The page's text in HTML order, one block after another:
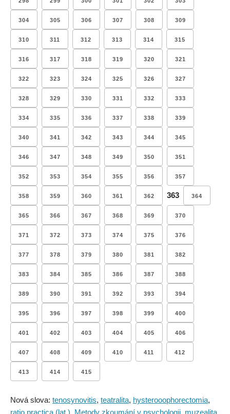
304 305 306 307 308 309
310 311 312 313 314 315
316 317 318 319 320 321
322 323 324 325 326 327
328 329 330 331 332 333
334 335 336 337 338 339
340 341 342 343 344 345
346 347 348 349 350 351
352 353 354 355 356 357
358 359 360 361 362 363 364
365 366 367 368 369 370
371 372 373 374 375 376
377 378 379 380 381 382
383 384 385 386 387 388
389 390 391 392 393 394
395 396 397 398 399 400
401 402 403 404 405 406
407 408 409 410 411 412
413 414 415
Nová slova: tenosynovitis, teatralita, hysterooophorectomia,
ratio practica (lat.) Metody zkoumání v psychologii muzealita